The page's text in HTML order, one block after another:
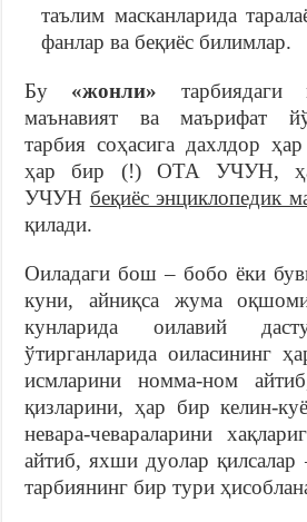
таълим масканларида
фанлар ва беқиёс билимлар.
Бу «жонли» тарбиядаги
маънавият ва маърифат
тарбия соҳасига дахлдор
ҳар бир (!) ОТА УЧУН,
УЧУН беқиёс энциклопедик
қилади.
Оиладаги бош – бобо ёки
куни, айниқса жума
кунларида оилавий
ўтирганларида оиласининг
исмларини номма-ном
қизларини, ҳар бир келин-
невара-чевараларини
айтиб, яхши дуолар
тарбиянинг бир тури